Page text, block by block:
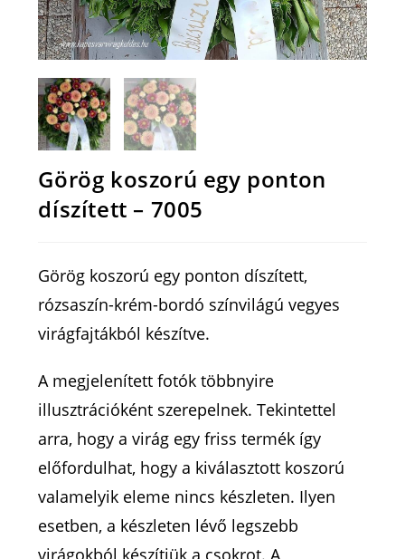
Görög koszorú egy ponton
díszített – 7005
Görög koszorú egy ponton díszített,
rózsaszín-krém-bordó színvilágú vegyes
virágfajtákból készítve.
A megjelenített fotók többnyire
illusztrációként szerepelnek. Tekintettel
arra, hogy a virág egy friss termék így
előfordulhat, hogy a kiválasztott koszorú
valamelyik eleme nincs készleten. Ilyen
esetben, a készleten lévő legszebb
virágokból készítjük a csokrot. A